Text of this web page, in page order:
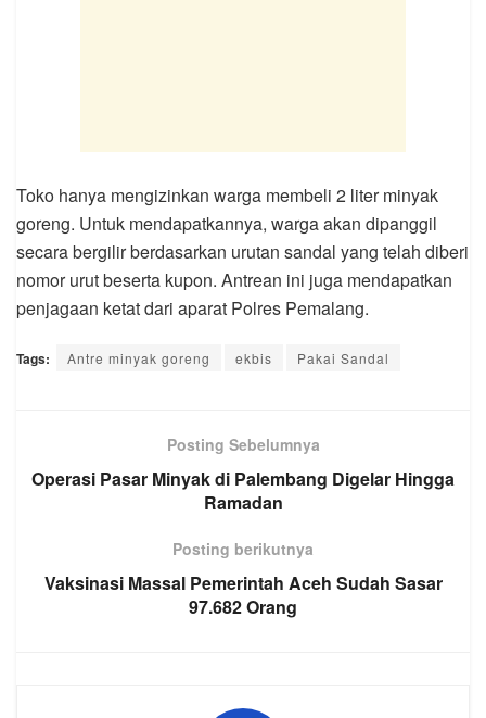
Toko hanya mengizinkan warga membeli 2 liter minyak
goreng. Untuk mendapatkannya, warga akan dipanggil
secara bergilir berdasarkan urutan sandal yang telah diberi
nomor urut beserta kupon. Antrean ini juga mendapatkan
penjagaan ketat dari aparat Polres Pemalang.
Tags: Antre minyak goreng ekbis Pakai Sandal
Posting Sebelumnya
Operasi Pasar Minyak di Palembang Digelar Hingga
Ramadan
Posting berikutnya
Vaksinasi Massal Pemerintah Aceh Sudah Sasar
97.682 Orang